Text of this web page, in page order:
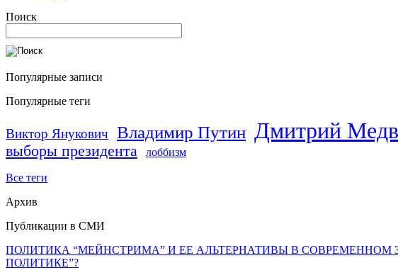
Поиск
Популярные записи
Популярные теги
Виктор Янукович Владимир Путин Дмитрий
выборы президента лоббизм
Все теги
Архив
Публикации в СМИ
ПОЛИТИКА “МЕЙНСТРИМА” И ЕЕ АЛЬТЕРНАТИВЫ В
ПОЛИТИКЕ”?